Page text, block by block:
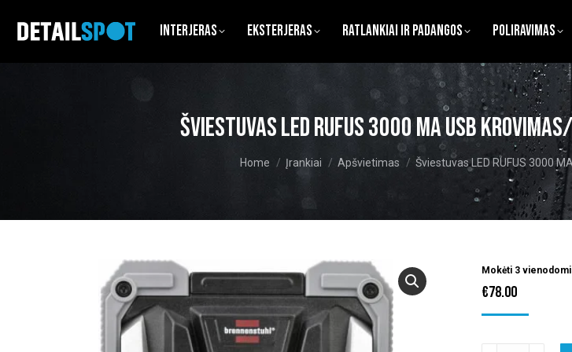
Interjeras Eksterjeras Ratlankiai ir Padangos Poliravimas
Šviestuvas LED RUFUS 3000 MA USB
You are here:
Home Įrankiai Apšvietimas Šviestuvas LED RUFUS 3000
Mokėti 3
€78.00